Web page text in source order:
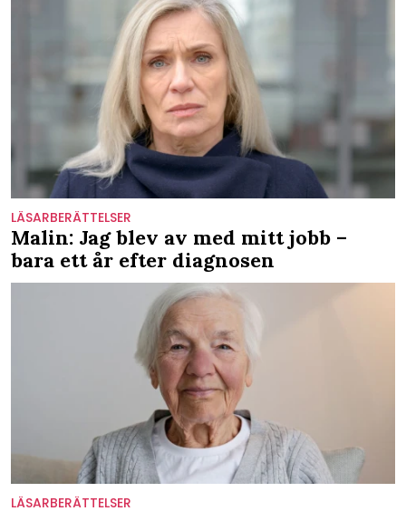
LÄSARBERÄTTELSER
Malin: Jag blev av med mitt jobb –
bara ett år efter diagnosen
LÄSARBERÄTTELSER